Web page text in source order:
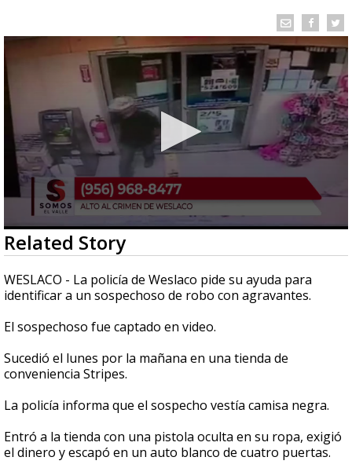
0
seconds
of
28
seconds
Related Story
WESLACO - La policía de Weslaco pide su ayuda para
identificar a un sospechoso de robo con agravantes.
El sospechoso fue captado en video.
Sucedió el lunes por la mañana en una tienda de
conveniencia Stripes.
La policía informa que el sospecho vestía camisa negra.
Entró a la tienda con una pistola oculta en su ropa, exigió
el dinero y escapó en un auto blanco de cuatro puertas.